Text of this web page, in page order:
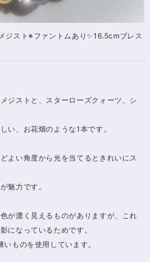
ジスト※ファントムあり✨16.5cmブレス
ジストと、スターローズクォーツ、シ
い、お花畑のような1本です。
よい角度から光を当てるときれいにス
魅力です。
が濃く見えるものがありますが、これ
になっているためです。
ものを使用しています。